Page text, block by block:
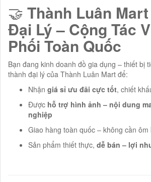
🤝 Thành Luân
Đại Lý – Cộng Tác
Phối Toàn Quốc
Bạn đang kinh doanh đồ gia dụng – thiết bị
thành đại lý của Thành Luân Mart để:
Nhận giá sỉ ưu đãi cực tốt, chiết
Được hỗ trợ hình ảnh – nội dung
nghiệp
Giao hàng toàn quốc – không cần ôm
Sản phẩm thiết thực, dễ bán – lợi